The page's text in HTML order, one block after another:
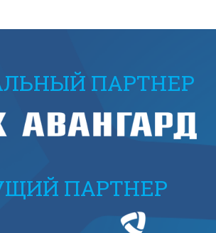
ПАРТНЕР
ПАРТНЕР